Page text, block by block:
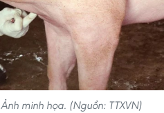
Ảnh minh họa. (Nguồn: TTXVN)